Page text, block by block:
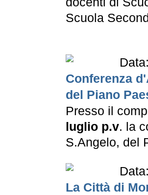
Scuola
Conferenza
del Piano
Presso il
luglio p.v. la
S.Angelo, del
La Città di